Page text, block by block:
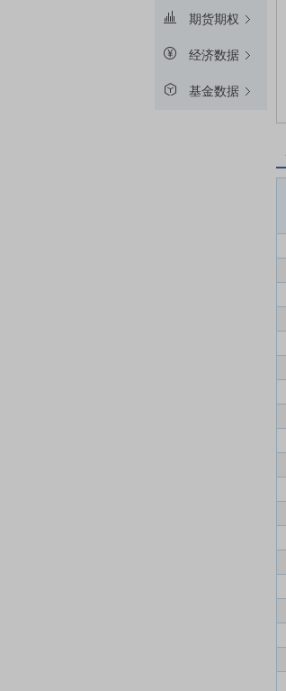
期货期权
经济数据
基金数据